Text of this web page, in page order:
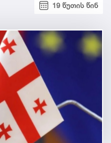
19 წუთის წინ